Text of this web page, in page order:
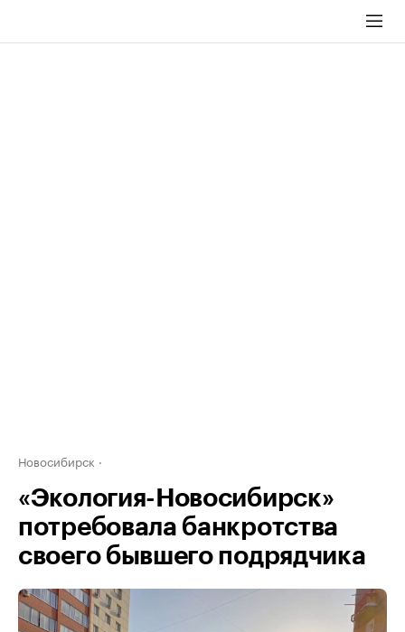
Новосибирск
«Экология-Новосибирск»
потребовала банкротства
своего бывшего подрядчика